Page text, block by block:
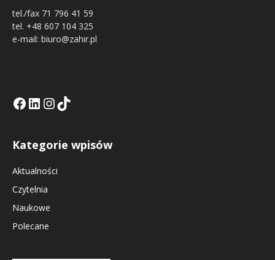
tel./fax 71 796 41 59
tel. +48 607 104 325
e-mail: biuro@zahir.pl
Facebook
LinkedIn
Tik Tok KEInstagramm KE
Kategorie wpisów
Aktualności
Czytelnia
Naukowe
Polecane